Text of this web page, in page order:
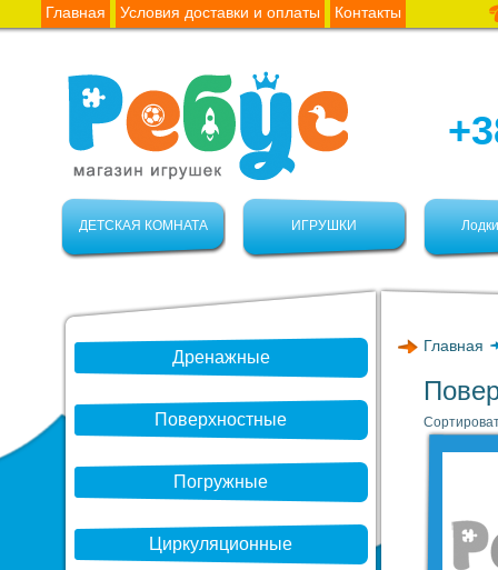
Главная Условия доставки и оплаты Контакты
ДЕТСКАЯ КОМНАТА ИГРУШКИ
Дренажные
Поверхностные
Погружные
Циркуляционные
Главная